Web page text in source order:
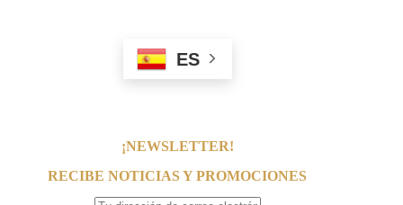
ES
¡NEWSLETTER!
RECIBE NOTICIAS Y PROMOCIONES